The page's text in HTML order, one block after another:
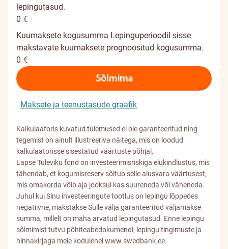
lepingutasud.
0 €
Kuumaksete kogusumma Lepinguperioodil sisse
makstavate kuumaksete prognoositud kogusumma.
0 €
Sõlmima
Maksete ja teenustasude graafik
Kalkulaatoris kuvatud tulemused ei ole garanteeritud ning
tegemist on ainult illustreeriva näitega, mis on loodud
kalkulaatorisse sisestatud väärtuste põhjal.
Lapse Tuleviku fond on investeerimisriskiga elukindlustus, mis
tähendab, et kogumisreserv sõltub selle alusvara väärtusest,
mis omakorda võib aja jooksul kas suureneda või väheneda.
Juhul kui Sinu investeeringute tootlus on lepingu lõppedes
negatiivne, makstakse Sulle välja garanteeritud väljamakse
summa, millelt on maha arvatud lepingutasud. Enne lepingu
sõlmimist tutvu põhiteabedokumendi, lepingu tingimuste ja
hinnakirjaga meie kodulehel www.swedbank.ee.